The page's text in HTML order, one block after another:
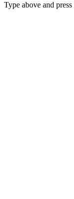
Type above and press